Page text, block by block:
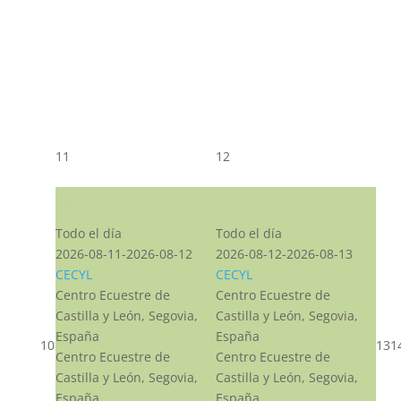
10
11
Todo el día
2026-08-11-2026-08-12
CECYL
Centro Ecuestre de
Castilla y León, Segovia,
España
Centro Ecuestre de
Castilla y León, Segovia,
12
Todo el día
2026-08-12-2026-08-13
CECYL
Centro Ecuestre de
Castilla y León, Segovia,
España
Centro Ecuestre de
Castilla y León, Segovia,
13